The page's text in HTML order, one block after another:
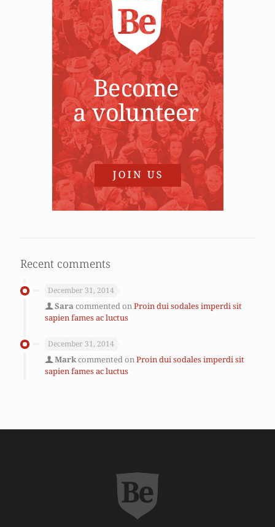
Recent comments
December 31, 2014
Saracommented onProin dui sodales imperdi sit
sapien fames ac luctus
December 31, 2014
Markcommented onProin dui sodales imperdi sit
sapien fames ac luctus